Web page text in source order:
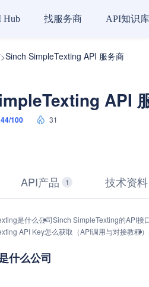
Hub 找服务商 API知识库
>Sinch SimpleTexting API 服务商
API
100 31
API产品 1 技术资料
是什么公司Sinch SimpleTexting的API接
API Key怎么获取（API调用与对接教程）
什么公司